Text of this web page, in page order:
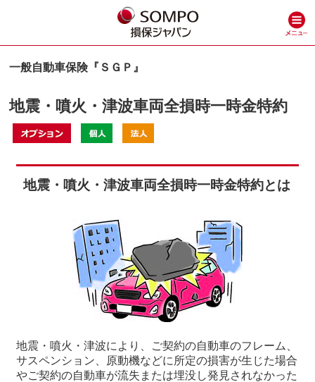
⼀般⾃動⾞保険『ＳＧＰ』
地震・噴⽕・津波⾞両全損時⼀時⾦特約
地震・噴⽕・津波⾞両全損時⼀時⾦特約とは
地震・噴⽕・津波により、ご契約の⾃動⾞のフレーム、
サスペンション、原動機などに所定の損害が⽣じた場合
やご契約の⾃動⾞が流失または埋没し発⾒されなかった